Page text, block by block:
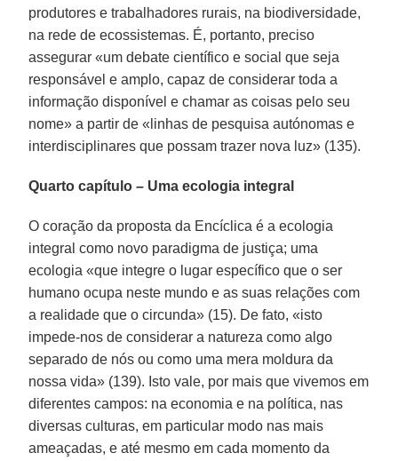
produtores e trabalhadores rurais, na biodiversidade,
na rede de ecossistemas. É, portanto, preciso
assegurar «um debate científico e social que seja
responsável e amplo, capaz de considerar toda a
informação disponível e chamar as coisas pelo seu
nome» a partir de «linhas de pesquisa autónomas e
interdisciplinares que possam trazer nova luz» (135).
Quarto capítulo – Uma ecologia integral
O coração da proposta da Encíclica é a ecologia
integral como novo paradigma de justiça; uma
ecologia «que integre o lugar específico que o ser
humano ocupa neste mundo e as suas relações com
a realidade que o circunda» (15). De fato, «isto
impede-nos de considerar a natureza como algo
separado de nós ou como uma mera moldura da
nossa vida» (139). Isto vale, por mais que vivemos em
diferentes campos: na economia e na política, nas
diversas culturas, em particular modo nas mais
ameaçadas, e até mesmo em cada momento da